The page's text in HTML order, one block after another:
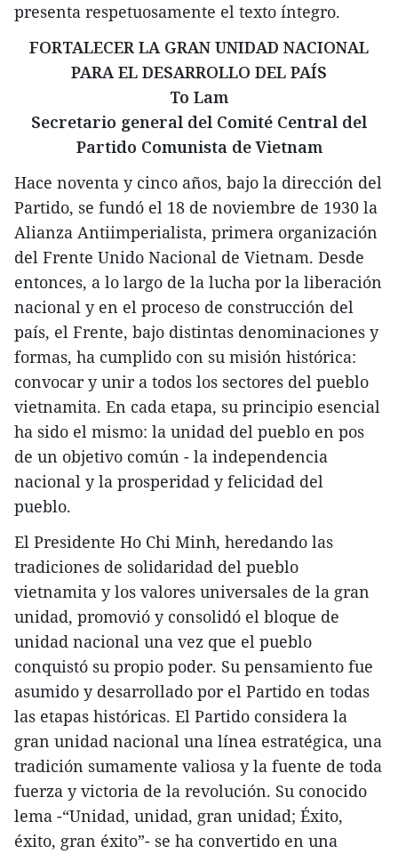
presenta respetuosamente el texto íntegro.
FORTALECER LA GRAN UNIDAD NACIONAL
PARA EL DESARROLLO DEL PAÍS
To Lam
Secretario general del Comité Central del
Partido Comunista de Vietnam
Hace noventa y cinco años, bajo la dirección del
Partido, se fundó el 18 de noviembre de 1930 la
Alianza Antiimperialista, primera organización
del Frente Unido Nacional de Vietnam. Desde
entonces, a lo largo de la lucha por la liberación
nacional y en el proceso de construcción del
país, el Frente, bajo distintas denominaciones y
formas, ha cumplido con su misión histórica:
convocar y unir a todos los sectores del pueblo
vietnamita. En cada etapa, su principio esencial
ha sido el mismo: la unidad del pueblo en pos
de un objetivo común - la independencia
nacional y la prosperidad y felicidad del
pueblo.
El Presidente Ho Chi Minh, heredando las
tradiciones de solidaridad del pueblo
vietnamita y los valores universales de la gran
unidad, promovió y consolidó el bloque de
unidad nacional una vez que el pueblo
conquistó su propio poder. Su pensamiento fue
asumido y desarrollado por el Partido en todas
las etapas históricas. El Partido considera la
gran unidad nacional una línea estratégica, una
tradición sumamente valiosa y la fuente de toda
fuerza y victoria de la revolución. Su conocido
lema -“Unidad, unidad, gran unidad; Éxito,
éxito, gran éxito”- se ha convertido en una